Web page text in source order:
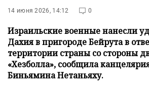
14 июня 2026, 14:12 0
Израильские военные нанесли
Дахия в пригороде Бейрута в
территории страны со стороны
«Хезболла», сообщила
Биньямина Нетаньяху.